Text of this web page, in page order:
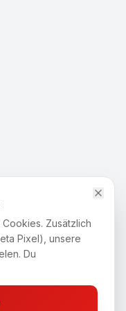
Zusätzlich
Pixel), unsere
Du